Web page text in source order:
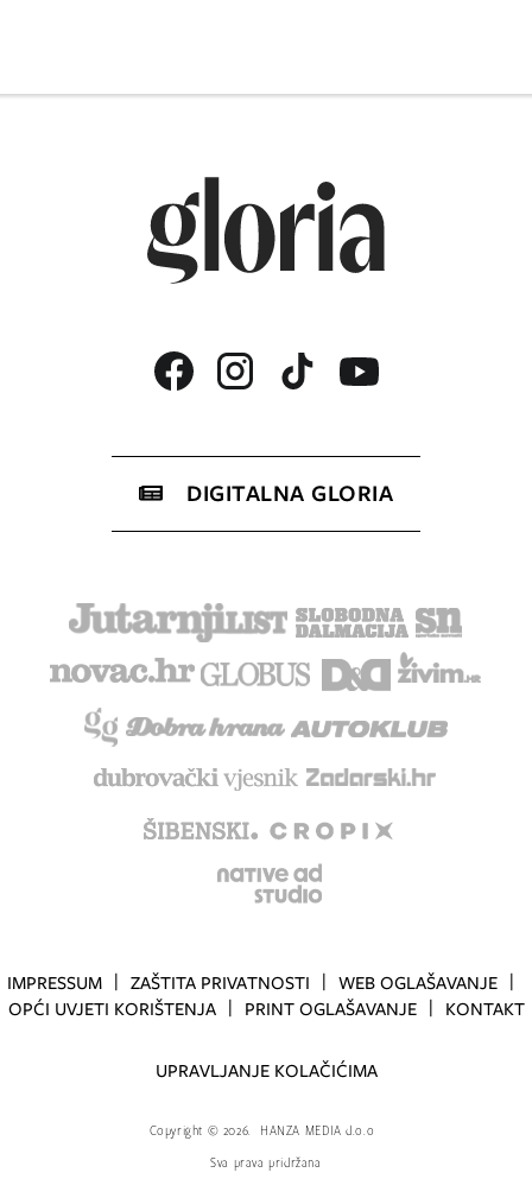
DIGITALNA GLORIA
IMPRESSUM ZAŠTITA PRIVATNOSTI
WEB OGLAŠAVANJE
OPĆI UVJETI KORIŠTENJA
PRINT OGLAŠAVANJE KONTAKT
UPRAVLJANJE KOLAČIĆIMA
Copyright © 2026.
HANZA MEDIA d.o.o
Sva prava pridržana